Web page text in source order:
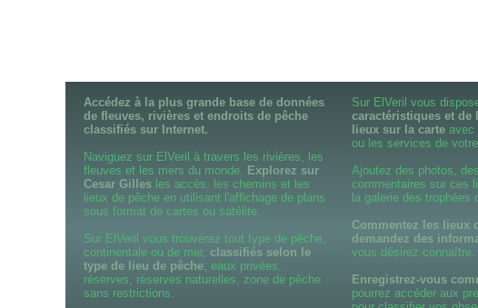
Accédez à la plus grande base de données
de fleuves, rivières et endroits de pêche
classifiés sur Internet.
Naviguez sur ElVeril à travers les rivières, les
fleuves et les mers du monde. Explorez sur
Cesar Gilles les accès, les chemins et les
lieux de pêche en utilisant l'affichage de plans
sous format de cartes ou satélite.
Sur ElVeril vous trouverez tout type de pêche,
continentale ou de mer, classifiés selon le
type de lieu de pêche; eaux privées,
réserves, réserves naturelles, zone de pêche
sans restrictions.
Sur ElVeril vous
caractéristiques et de
lieux sur la carte avec
ou les services de
Ajoutez des photos,
commentaires sur ces
la galerie des trophées
Commentez les lieux
demandez des
vous désirez connaître.
Enregistrez-vous
pourrez accéder aux